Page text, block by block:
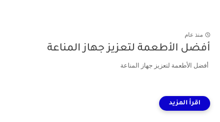
منذ عام
أفضل الأطعمة لتعزيز جهاز المناعة
أفضل الأطعمة لتعزيز جهاز المناعة